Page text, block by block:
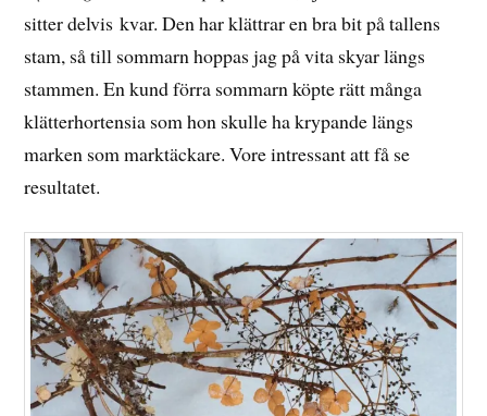
sitter delvis kvar. Den har klättrar en bra bit på tallens
stam, så till sommarn hoppas jag på vita skyar längs
stammen. En kund förra sommarn köpte rätt många
klätterhortensia som hon skulle ha krypande längs
marken som marktäckare. Vore intressant att få se
resultatet.